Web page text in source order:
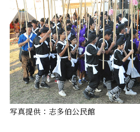
写真提供：志多伯公民館